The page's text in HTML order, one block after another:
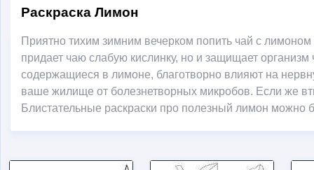
Здесь
Раскраска Лимон
Приятно тихим зимним вечерком попить чай с
придает чаю слабую кислинку, но и защищает
содержащиеся в лимоне, благотворно влияют на
ваше жилище от болезнетворных микробов. Если же
Блистательные раскраски про полезный лимон можно